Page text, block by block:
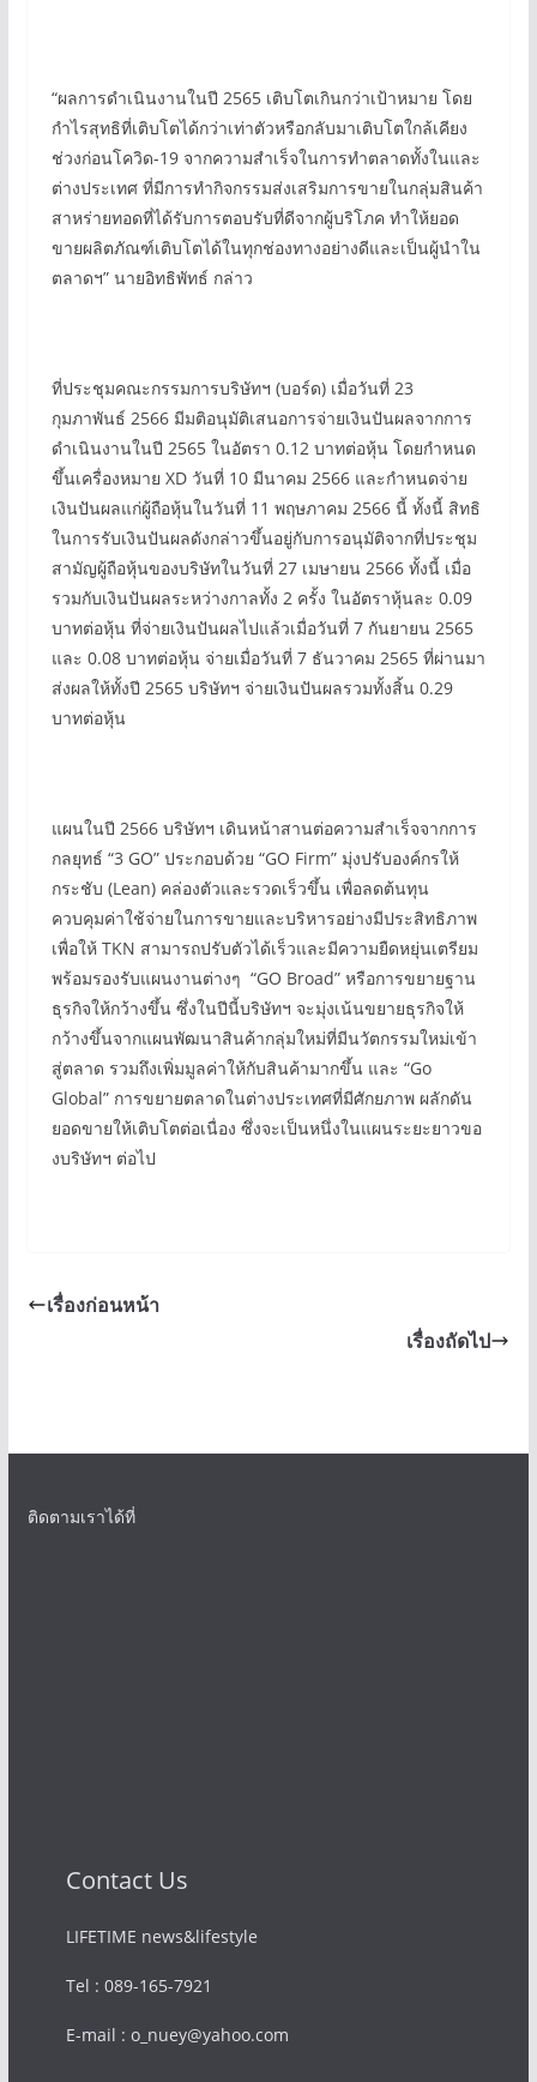
“ผลการดำเนินงานในปี 2565 เติบโตเกินกว่าเป้าหมาย โดย
กำไรสุทธิที่เติบโตได้กว่าเท่าตัวหรือกลับมาเติบโตใกล้เคียง
ช่วงก่อนโควิด-19 จากความสำเร็จในการทำตลาดทั้งในและ
ต่างประเทศ ที่มีการทำกิจกรรมส่งเสริมการขายในกลุ่มสินค้า
สาหร่ายทอดที่ได้รับการตอบรับที่ดีจากผู้บริโภค ทำให้ยอด
ขายผลิตภัณฑ์เติบโตได้ในทุกช่องทางอย่างดีและเป็นผู้นำใน
ตลาดฯ” นายอิทธิพัทธ์ กล่าว
ที่ประชุมคณะกรรมการบริษัทฯ (บอร์ด) เมื่อวันที่ 23
กุมภาพันธ์ 2566 มีมติอนุมัติเสนอการจ่ายเงินปันผลจากการ
ดำเนินงานในปี 2565 ในอัตรา 0.12 บาทต่อหุ้น โดยกำหนด
ขึ้นเครื่องหมาย XD วันที่ 10 มีนาคม 2566 และกำหนดจ่าย
เงินปันผลแก่ผู้ถือหุ้นในวันที่ 11 พฤษภาคม 2566 นี้ ทั้งนี้ สิทธิ
ในการรับเงินปันผลดังกล่าวขึ้นอยู่กับการอนุมัติจากที่ประชุม
สามัญผู้ถือหุ้นของบริษัทในวันที่ 27 เมษายน 2566 ทั้งนี้ เมื่อ
รวมกับเงินปันผลระหว่างกาลทั้ง 2 ครั้ง ในอัตราหุ้นละ 0.09
บาทต่อหุ้น ที่จ่ายเงินปันผลไปแล้วเมื่อวันที่ 7 กันยายน 2565
และ 0.08 บาทต่อหุ้น จ่ายเมื่อวันที่ 7 ธันวาคม 2565 ที่ผ่านมา
ส่งผลให้ทั้งปี 2565 บริษัทฯ จ่ายเงินปันผลรวมทั้งสิ้น 0.29
บาทต่อหุ้น
แผนในปี 2566 บริษัทฯ เดินหน้าสานต่อความสำเร็จจากการ
กลยุทธ์ “3 GO” ประกอบด้วย “GO Firm” มุ่งปรับองค์กรให้
กระชับ (Lean) คล่องตัวและรวดเร็วขึ้น เพื่อลดต้นทุน
ควบคุมค่าใช้จ่ายในการขายและบริหารอย่างมีประสิทธิภาพ
เพื่อให้ TKN สามารถปรับตัวได้เร็วและมีความยืดหยุ่นเตรียม
พร้อมรองรับแผนงานต่างๆ “GO Broad” หรือการขยายฐาน
ธุรกิจให้กว้างขึ้น ซึ่งในปีนี้บริษัทฯ จะมุ่งเน้นขยายธุรกิจให้
กว้างขึ้นจากแผนพัฒนาสินค้ากลุ่มใหม่ที่มีนวัตกรรมใหม่เข้า
สู่ตลาด รวมถึงเพิ่มมูลค่าให้กับสินค้ามากขึ้น และ “Go
Global” การขยายตลาดในต่างประเทศที่มีศักยภาพ ผลักดัน
ยอดขายให้เติบโตต่อเนื่อง ซึ่งจะเป็นหนึ่งในแผนระยะยาวขอ
งบริษัทฯ ต่อไป
เรื่องก่อนหน้า
เรื่องถัดไป
ติดตามเราได้ที่
Contact Us
LIFETIME news&lifestyle
Tel : 089-165-7921
E-mail : o_nuey@yahoo.com